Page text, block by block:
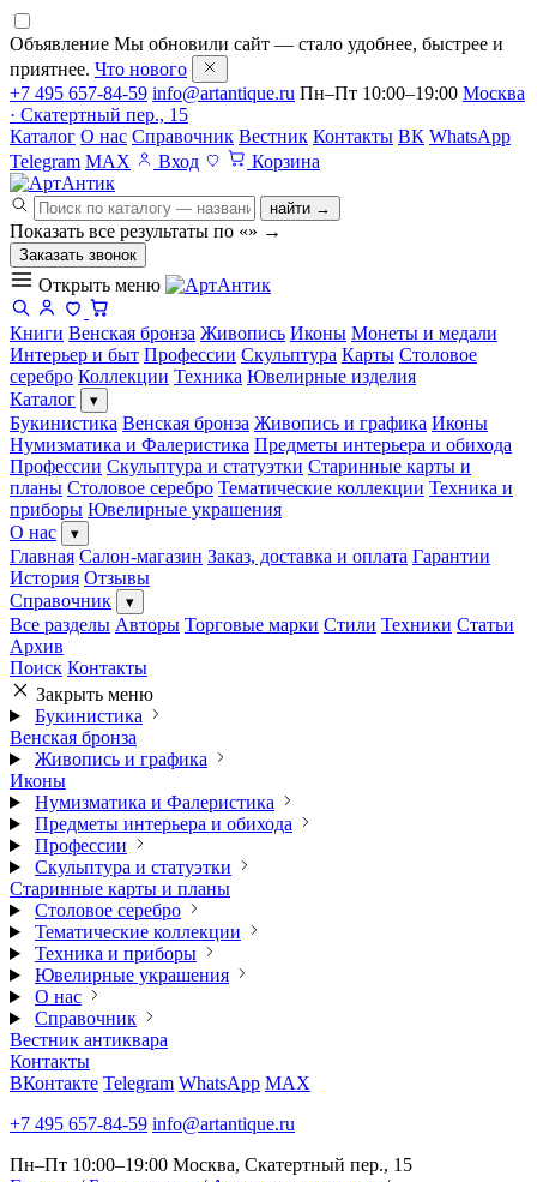
Объявление Мы обновили сайт — стало удобнее, быстрее и
приятнее. Что нового
+7 495 657-84-59 info@artantique.ru Пн–Пт 10:00–19:00 Москва
· Скатертный пер., 15
Каталог О нас Справочник Вестник Контакты ВК WhatsApp
Telegram MAX Вход Корзина
найти →
Показать все результаты по «» →
Заказать звонок
Открыть меню
Книги Венская бронза Живопись Иконы Монеты и медали
Интерьер и быт Профессии Скульптура Карты Столовое
серебро Коллекции Техника Ювелирные изделия
Каталог
▾
Букинистика Венская бронза Живопись и графика Иконы
Нумизматика и Фалеристика Предметы интерьера и обихода
Профессии Скульптура и статуэтки Старинные карты и
планы Столовое серебро Тематические коллекции Техника и
приборы Ювелирные украшения
О нас
▾
Главная Салон-магазин Заказ, доставка и оплата Гарантии
История Отзывы
Справочник
▾
Все разделы Авторы Торговые марки Стили Техники Статьи
Архив
Поиск Контакты
Закрыть меню
Букинистика
Венская бронза
Живопись и графика
Иконы
Нумизматика и Фалеристика
Предметы интерьера и обихода
Профессии
Скульптура и статуэтки
Старинные карты и планы
Столовое серебро
Тематические коллекции
Техника и приборы
Ювелирные украшения
О нас
Справочник
Вестник антиквара
Контакты
ВКонтакте Telegram WhatsApp MAX
+7 495 657-84-59 info@artantique.ru
Пн–Пт 10:00–19:00 Москва, Скатертный пер., 15